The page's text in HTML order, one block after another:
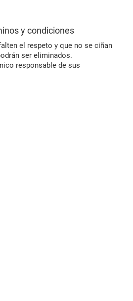
y condiciones
el respeto y que no se ciñan
ser eliminados.
responsable de sus